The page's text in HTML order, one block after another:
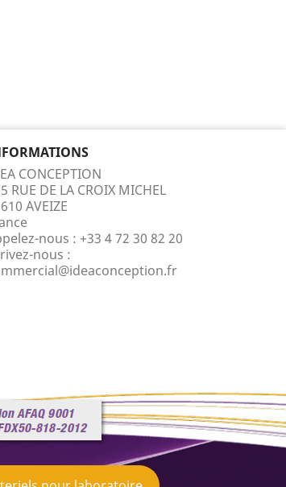
CONCEPTION
RUE DE LA CROIX MICHEL
AVEIZE
nous : +33 4 72 30 82 20
nous :